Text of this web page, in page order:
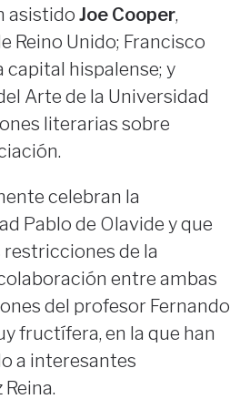
asistido Joe Cooper,
Reino Unido; Francisco
capital hispalense; y
Arte de la Universidad
literarias sobre
celebran la
Pablo de Olavide y que
restricciones de la
entre ambas
del profesor Fernando
fructífera, en la que han
a interesantes